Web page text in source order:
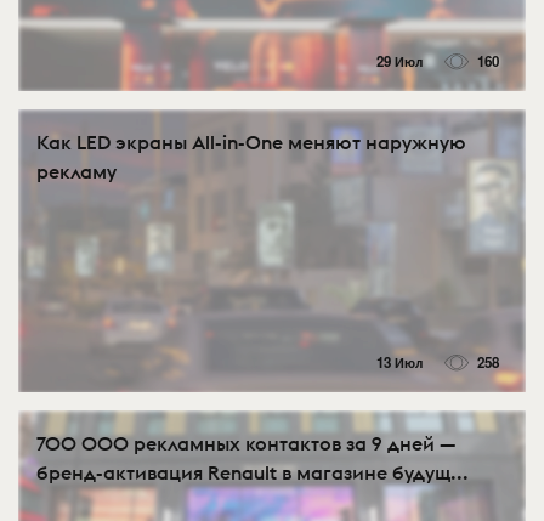
29 Июл 160
Как LED экраны All-in-One меняют наружную
рекламу
13 Июл 258
700 000 рекламных контактов за 9 дней —
бренд-активация Renault в магазине будущ...